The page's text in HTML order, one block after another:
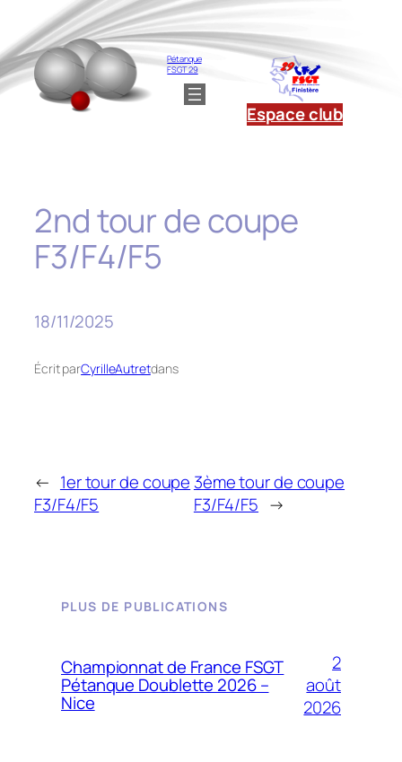
au
contenu
Pétanque
FSGT 29
Espace club
2nd tour de coupe
F3/F4/F5
18/11/2025
Écrit parCyrilleAutretdans
← 1er tour de coupe
F3/F4/F5
3ème tour de coupe
F3/F4/F5 →
PLUS DE PUBLICATIONS
Championnat de France FSGT
Pétanque Doublette 2026 –
Nice
2
août
2026